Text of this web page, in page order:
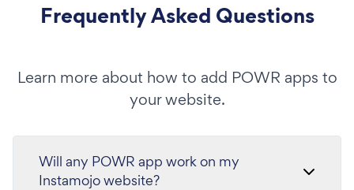
Frequently Asked Questions
Learn more about how to add POWR apps to
your website.
Will any POWR app work on my
Instamojo website?